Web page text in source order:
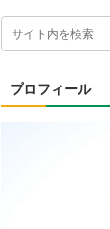
プロフィール